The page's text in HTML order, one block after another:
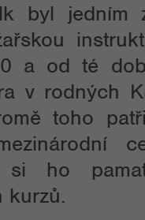
byl jedním
a od té
v rodných
toho
si ho
kurzů.